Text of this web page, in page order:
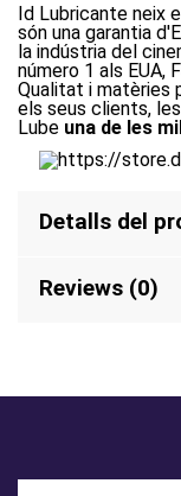
Id Lubricante neix
són una garantia
la indústria del
número 1 als
Qualitat i matèries
els seus clients,
Lube una de les
Detalls del
Reviews (0)